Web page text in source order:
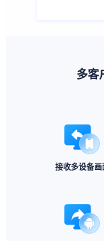
多客
接收多设备画